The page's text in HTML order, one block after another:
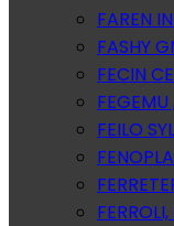
FAREN
FASHY
FECIN
FEGEMU
FEILO